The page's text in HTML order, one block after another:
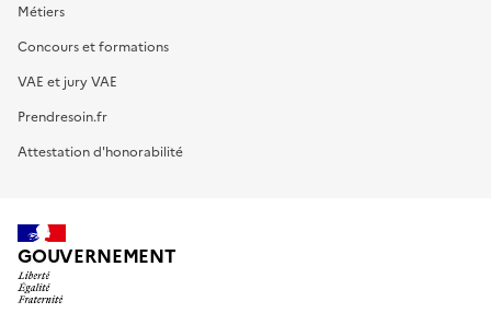
Métiers
Concours et formations
VAE et jury VAE
Prendresoin.fr
Attestation d'honorabilité
GOUVERNEMENT